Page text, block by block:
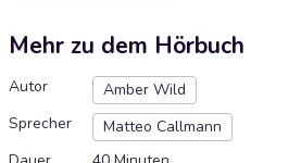
Mehr zu dem Hörbuch
Autor
Amber Wild
Sprecher
Matteo Callmann